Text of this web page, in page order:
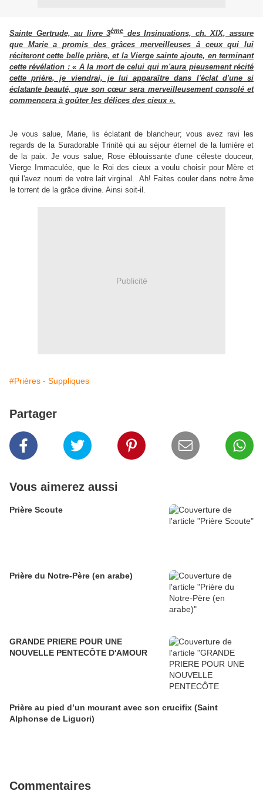
Sainte Gertrude, au livre 3èmedes Insinuations, ch. XIX, assure
que Marie a promis des grâces merveilleuses â ceux qui lui
réciteront cette belle prière, et la Vierge sainte ajoute, en terminant
cette révélation : « A la mort de celui qui m'aura pieusement récité
cette prière, je viendrai, je lui apparaître dans l'éclat d'une si
éclatante beauté, que son cœur sera merveilleusement consolé et
commencera à goûter les délices des cieux ».
Je vous salue, Marie, lis éclatant de blancheur; vous avez ravi les
regards de la Suradorable Trinité qui au séjour éternel de la lumière et
de la paix. Je vous salue, Rose éblouissante d'une céleste douceur,
Vierge Immaculée, que le Roi des cieux a voulu choisir pour Mère et
qui l'avez nourri de votre lait virginal. Ah! Faites couler dans notre âme
le torrent de la grâce divine. Ainsi soit-il.
Publicité
#Prières - Suppliques
Partager
Vous aimerez aussi
Prière Scoute
Prière du Notre-Père (en arabe)
GRANDE PRIERE POUR UNE
NOUVELLE PENTECÔTE D'AMOUR
Prière au pied d’un mourant avec son crucifix (Saint
Alphonse de Liguori)
Commentaires